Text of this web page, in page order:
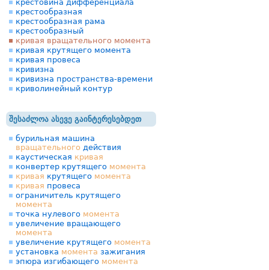
крестовина дифференциала
крестообразная
крестообразная рама
крестообразный
кривая вращательного момента
кривая крутящего момента
кривая провеса
кривизна
кривизна пространства-времени
криволинейный контур
შესაძლოა ასევე გაინტერესებდეთ
бурильная машина
вращательного действия
каустическая кривая
конвертер крутящего момента
кривая крутящего момента
кривая провеса
ограничитель крутящего
момента
точка нулевого момента
увеличение вращающего
момента
увеличение крутящего момента
установка момента зажигания
эпюра изгибающего момента